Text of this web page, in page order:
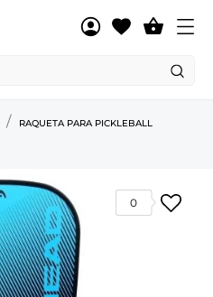

RAQUETA PARA PICKLEBALL
0